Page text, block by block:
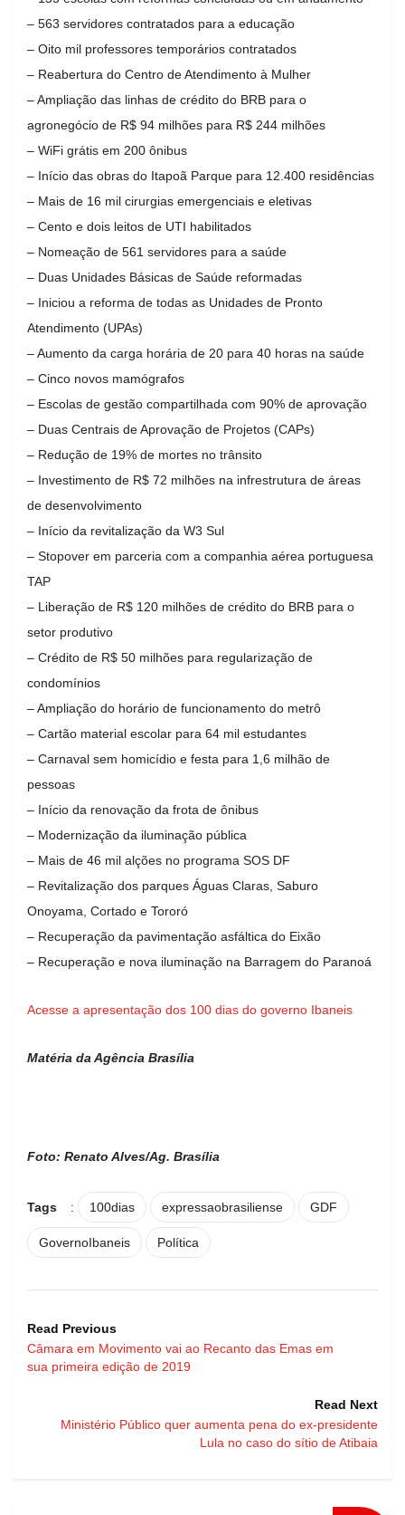
– 563 servidores contratados para a educação
– Oito mil professores temporários contratados
– Reabertura do Centro de Atendimento à Mulher
– Ampliação das linhas de crédito do BRB para o
agronegócio de R$ 94 milhões para R$ 244 milhões
– WiFi grátis em 200 ônibus
– Início das obras do Itapoã Parque para 12.400 residências
– Mais de 16 mil cirurgias emergenciais e eletivas
– Cento e dois leitos de UTI habilitados
– Nomeação de 561 servidores para a saúde
– Duas Unidades Básicas de Saúde reformadas
– Iniciou a reforma de todas as Unidades de Pronto
Atendimento (UPAs)
– Aumento da carga horária de 20 para 40 horas na saúde
– Cinco novos mamógrafos
– Escolas de gestão compartilhada com 90% de aprovação
– Duas Centrais de Aprovação de Projetos (CAPs)
– Redução de 19% de mortes no trânsito
– Investimento de R$ 72 milhões na infrestrutura de áreas
de desenvolvimento
– Início da revitalização da W3 Sul
– Stopover em parceria com a companhia aérea portuguesa
TAP
– Liberação de R$ 120 milhões de crédito do BRB para o
setor produtivo
– Crédito de R$ 50 milhões para regularização de
condomínios
– Ampliação do horário de funcionamento do metrô
– Cartão material escolar para 64 mil estudantes
– Carnaval sem homicídio e festa para 1,6 milhão de
pessoas
– Início da renovação da frota de ônibus
– Modernização da iluminação pública
– Mais de 46 mil alções no programa SOS DF
– Revitalização dos parques Águas Claras, Saburo
Onoyama, Cortado e Tororó
– Recuperação da pavimentação asfáltica do Eixão
– Recuperação e nova iluminação na Barragem do Paranoá
Acesse a apresentação dos 100 dias do governo Ibaneis
Matéria da Agência Brasília
Foto: Renato Alves/Ag. Brasília
Tags : 100dias expressaobrasiliense GDF
GovernoIbaneis Política
Read Previous
Câmara em Movimento vai ao Recanto das Emas em
sua primeira edição de 2019
Read Next
Ministério Público quer aumenta pena do ex-presidente
Lula no caso do sítio de Atibaia